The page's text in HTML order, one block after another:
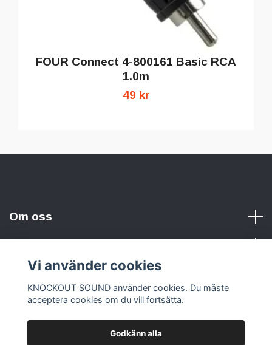
FOUR Connect 4-800161 Basic RCA
1.0m
49 kr
Om oss
Sociala medier
Vi använder cookies
KNOCKOUT SOUND använder cookies. Du måste
acceptera cookies om du vill fortsätta.
Godkänn alla